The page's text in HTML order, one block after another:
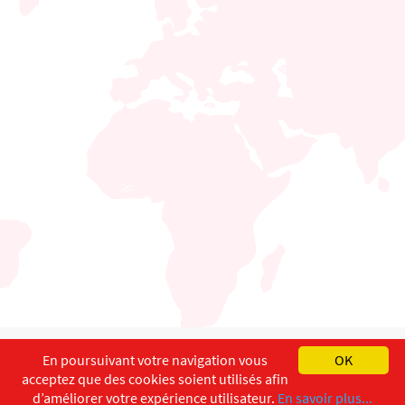
English Français
Copyright ©ISEC-AdW Impressum
OK
En poursuivant votre navigation vous
acceptez que des cookies soient utilisés afin
d’améliorer votre expérience utilisateur. En savoir plus...